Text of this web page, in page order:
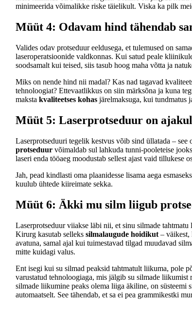
minimeerida võimalikke riske täielikult. Viska ka pilk
Müüt 4: Odavam hind tähendab
Valides odav protseduur eeldusega, et tulemused on
laseroperatsioonide valdkonnas. Kui satud peale
soodsamalt kui teised, siis tasub hoog maha võtta ja
Miks on nende hind nii madal? Kas nad tagavad
tehnoloogiat? Ettevaatlikkus on siin märksõna ja kuna
maksta kvaliteetses kohas järelmaksuga, kui tundmatus
Müüt 5: Laserprotseduur on
Laserprotseduuri tegelik kestvus võib sind üllatada –
protseduur võimaldab sul lahkuda tunni-pooleteise
laseri enda tööaeg moodustab sellest ajast vaid tillukese
Jah, pead kindlasti oma plaanidesse lisama aega
kuulub ühtede kiireimate sekka.
Müüt 6: Äkki mu silm liigub
Laserprotseduur viiakse läbi nii, et sinu silmade
Kirurg kasutab selleks silmalaugude hoidikut – väikest,
avatuna, samal ajal kui tuimestavad tilgad muudavad
mitte kuidagi valus.
Ent isegi kui su silmad peaksid tahtmatult liikuma, pole
varustatud tehnoloogiaga, mis jälgib su silmade liikumist
silmade liikumine peaks olema liiga äkiline, on süsteemi
automaatselt. See tähendab, et sa ei pea grammikestki